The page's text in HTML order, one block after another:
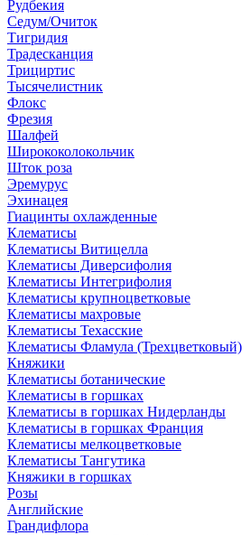
Рудбекия
Седум/Очиток
Тигридия
Традесканция
Трициртис
Тысячелистник
Флокс
Фрезия
Шалфей
Ширококолокольчик
Шток роза
Эремурус
Эхинацея
Гиацинты охлажденные
Клематисы
Клематисы Витицелла
Клематисы Диверсифолия
Клематисы Интегрифолия
Клематисы крупноцветковые
Клематисы махровые
Клематисы Техасские
Клематисы Фламула (Трехцветковый)
Княжики
Клематисы ботанические
Клематисы в горшках
Клематисы в горшках Нидерланды
Клематисы в горшках Франция
Клематисы мелкоцветковые
Клематисы Тангутика
Княжики в горшках
Розы
Английские
Грандифлора